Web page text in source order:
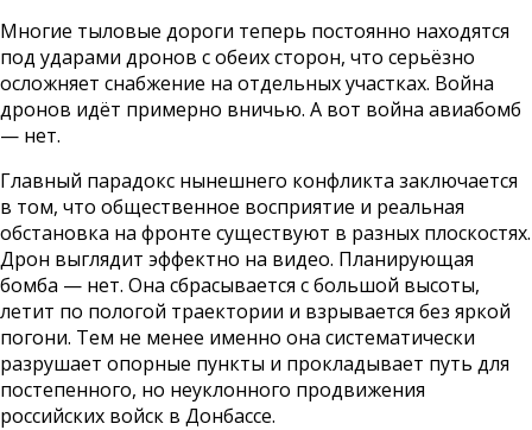
Многие тыловые дороги теперь постоянно находятся
под ударами дронов с обеих сторон, что серьёзно
осложняет снабжение на отдельных участках. Война
дронов идёт примерно вничью. А вот война авиабомб
— нет.
Главный парадокс нынешнего конфликта заключается
в том, что общественное восприятие и реальная
обстановка на фронте существуют в разных плоскостях.
Дрон выглядит эффектно на видео. Планирующая
бомба — нет. Она сбрасывается с большой высоты,
летит по пологой траектории и взрывается без яркой
погони. Тем не менее именно она систематически
разрушает опорные пункты и прокладывает путь для
постепенного, но неуклонного продвижения
российских войск в Донбассе.